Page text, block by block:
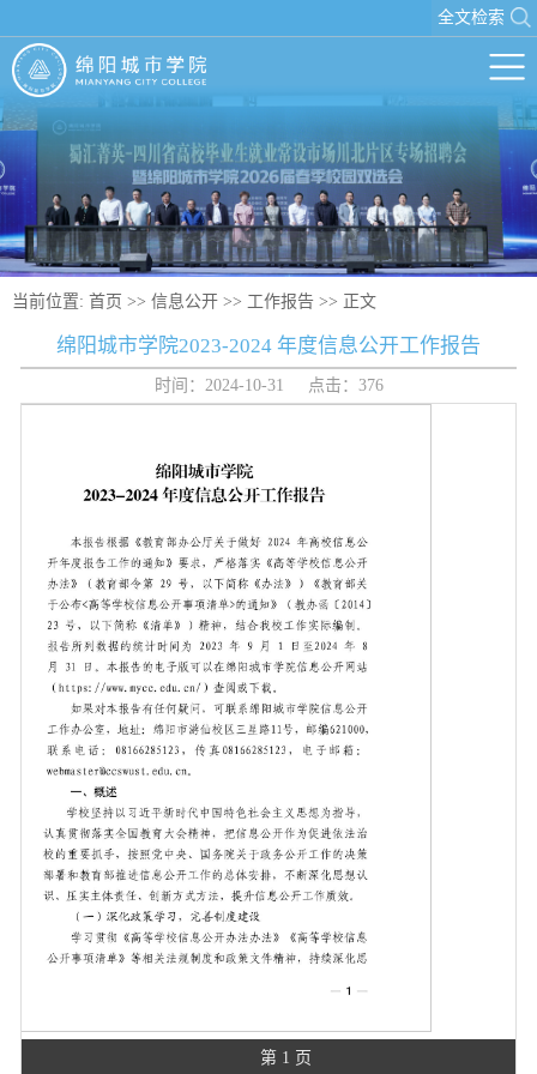
全文检索
当前位置: 首页 >> 信息公开 >> 工作报告 >> 正文
绵阳城市学院2023-2024 年度信息公开工作报告
时间：2024-10-31 点击： 376
第 1 页